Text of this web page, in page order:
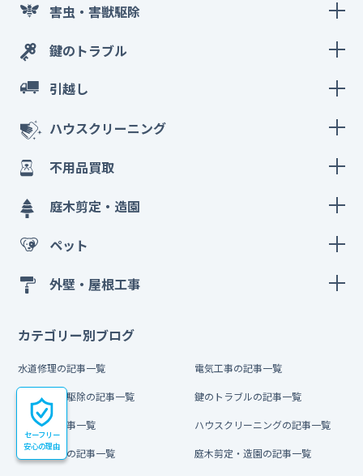
セーフリー
安心の理由
害虫・害獣駆除
鍵のトラブル
引越し
ハウスクリーニング
不用品買取
庭木剪定・造園
ペット
外壁・屋根工事
カテゴリー別ブログ
水道修理の記事一覧 電気工事の記事一覧
害虫・害獣駆除の記事一覧 鍵のトラブルの記事一覧
引越しの記事一覧 ハウスクリーニングの記事一覧
不用品買取の記事一覧 庭木剪定・造園の記事一覧